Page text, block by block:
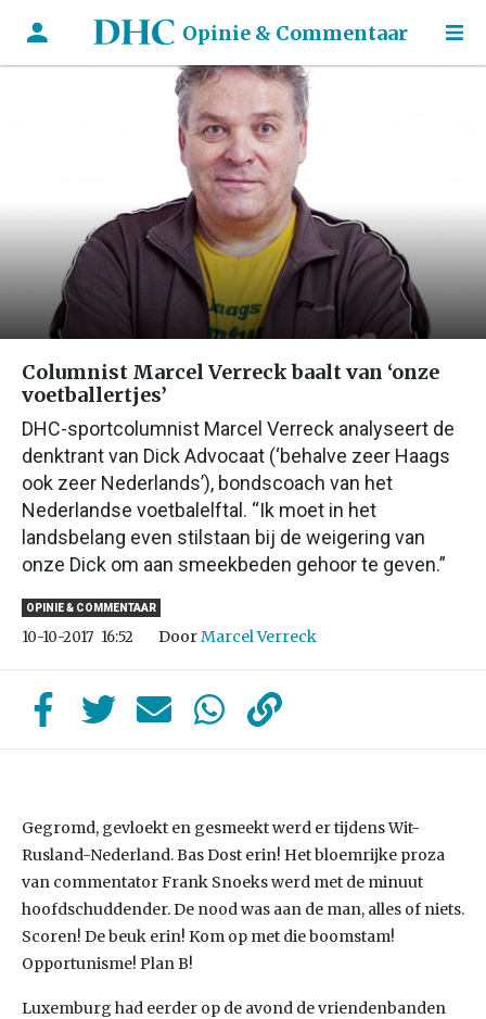
Opinie & Commentaar
Columnist Marcel Verreck baalt van ‘onze
voetballertjes’
DHC-sportcolumnist Marcel Verreck analyseert de
denktrant van Dick Advocaat (‘behalve zeer Haags
ook zeer Nederlands’), bondscoach van het
Nederlandse voetbalelftal. “Ik moet in het
landsbelang even stilstaan bij de weigering van
onze Dick om aan smeekbeden gehoor te geven.”
OPINIE & COMMENTAAR
10-10-2017 16:52 DoorMarcel Verreck
Gegromd, gevloekt en gesmeekt werd er tijdens Wit-
Rusland-Nederland. Bas Dost erin! Het bloemrijke proza
van commentator Frank Snoeks werd met de minuut
hoofdschuddender. De nood was aan de man, alles of niets.
Scoren! De beuk erin! Kom op met die boomstam!
Opportunisme! Plan B!
Luxemburg had eerder op de avond de vriendenbanden